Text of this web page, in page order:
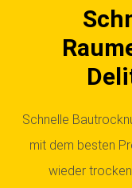
Schnelle
mit dem besten
wieder